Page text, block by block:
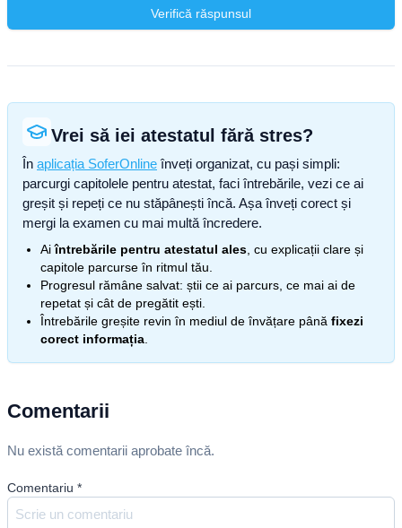
Verifică răspunsul
Vrei să iei atestatul fără stres?
În aplicația SoferOnline înveți organizat, cu pași simpli:
parcurgi capitolele pentru atestat, faci întrebările, vezi ce ai
greșit și repeți ce nu stăpânești încă. Așa înveți corect și
mergi la examen cu mai multă încredere.
Aiîntrebările pentru atestatul ales , cu explicații clare și
capitole parcurse în ritmul tău.
Progresul rămâne salvat: știi ce ai parcurs, ce mai ai de
repetat și cât de pregătit ești.
Întrebările greșite revin în mediul de învățare până fixezi
corect informația
Comentarii
Nu există comentarii aprobate încă.
Comentariu *